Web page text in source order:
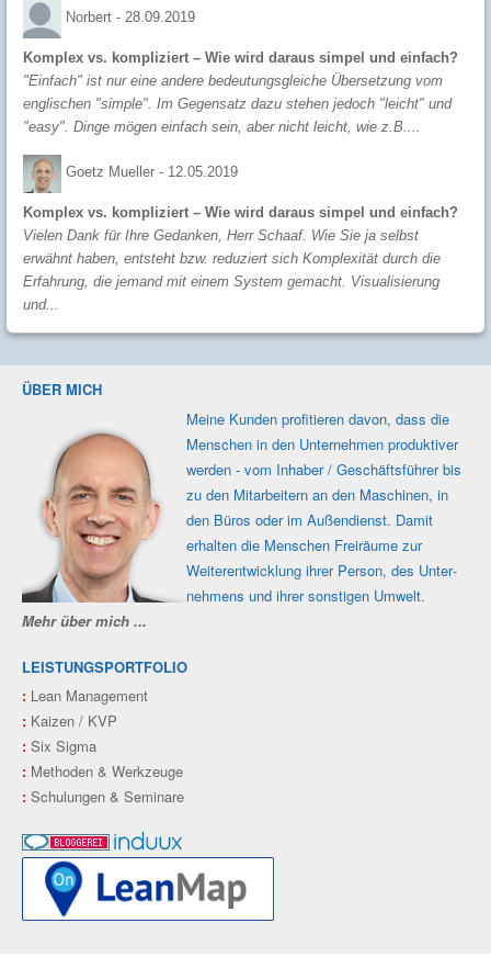
Norbert - 28.09.2019
Komplex vs. kompliziert – Wie wird daraus simpel und einfach?
"Einfach" ist nur eine andere bedeutungsgleiche Übersetzung vom
englischen "simple". Im Gegensatz dazu stehen jedoch "leicht" und
"easy". Dinge mögen einfach sein, aber nicht leicht, wie z.B....
Goetz Mueller - 12.05.2019
Komplex vs. kompliziert – Wie wird daraus simpel und einfach?
Vielen Dank für Ihre Gedanken, Herr Schaaf. Wie Sie ja selbst
erwähnt haben, entsteht bzw. reduziert sich Komplexität durch die
Erfahrung, die jemand mit einem System gemacht. Visualisierung
und...
ÜBER MICH
Meine Kunden profi­tieren davon, dass die
Men­schen in den Unter­nehmen produk­tiver
werden - vom Inhaber / Geschäfts­führer bis
zu den Mit­ar­beitern an den Maschi­nen, in
den Büros oder im Außen­dienst. Damit
erhalten die Men­schen Frei­räume zur
Weiter­ent­wicklung ihrer Person, des Unter­
nehmens und ihrer sons­tigen Umwelt.
Mehr über mich ...
LEISTUNGSPORTFOLIO
: Lean Management
: Kaizen / KVP
: Six Sigma
: Methoden & Werkzeuge
: Schulungen & Seminare